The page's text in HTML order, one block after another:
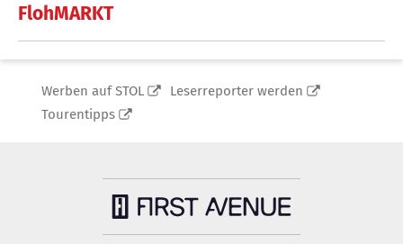
FlohMARKT
Werben auf STOL
Leserreporter werden
Tourentipps